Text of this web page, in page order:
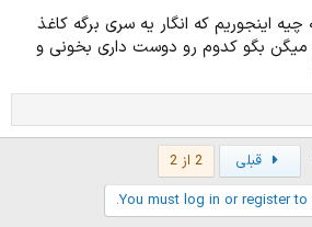
اینجوریم که انگار یه سری برگه کاغذ
میگن بگو کدوم رو دوست داری بخونی و
قبلی
2 از 2
You must log in or register to